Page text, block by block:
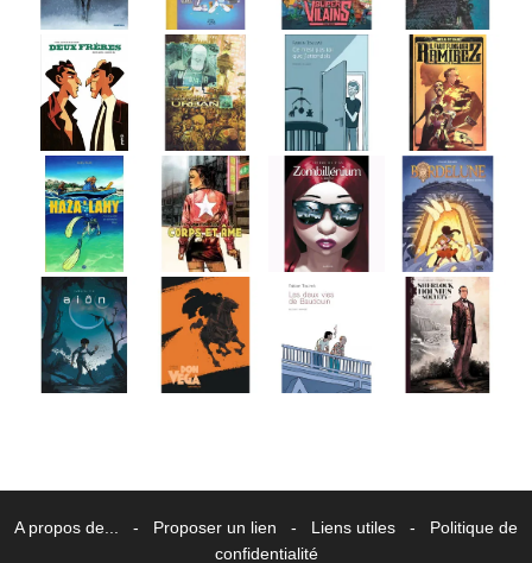
A propos de... - Proposer un lien - Liens utiles - Politique de
confidentialité